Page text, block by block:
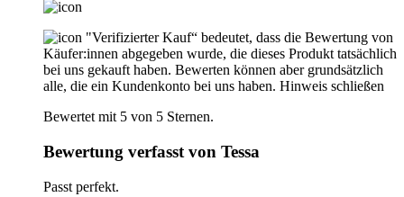
"Verifizierter Kauf“ bedeutet, dass die Bewertung von
Käufer:innen abgegeben wurde, die dieses Produkt tatsächlich
bei uns gekauft haben. Bewerten können aber grundsätzlich
alle, die ein Kundenkonto bei uns haben. Hinweis schließen
Bewertet mit 5 von 5 Sternen.
Bewertung verfasst von Tessa
Passt perfekt.